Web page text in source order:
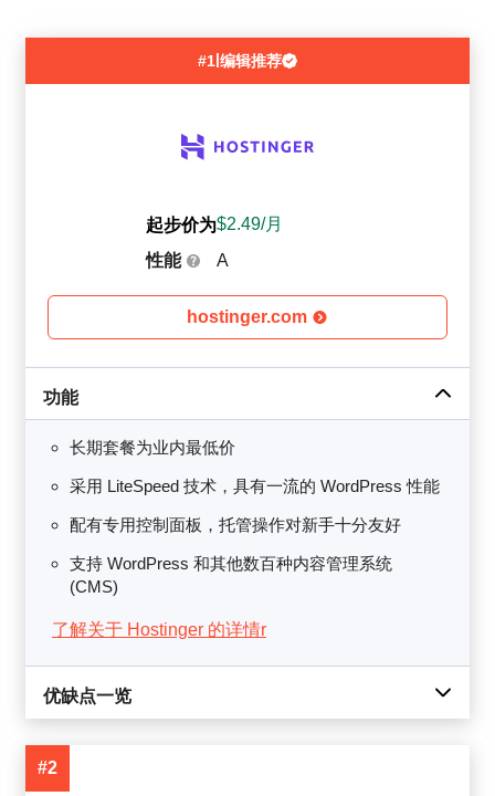
#1|编辑推荐
起步价为$2.49/月
性能
A
hostinger.com
功能
长期套餐为业内最低价
采用 LiteSpeed 技术，具有一流的 WordPress 性能
配有专用控制面板，托管操作对新手十分友好
支持 WordPress 和其他数百种内容管理系统
(CMS)
了解关于 Hostinger 的详情r
优缺点一览
#2